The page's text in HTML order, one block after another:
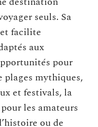
seuls. Sa
facilite
aux
pour
plages mythiques,
et festivals, la
les amateurs
ou de